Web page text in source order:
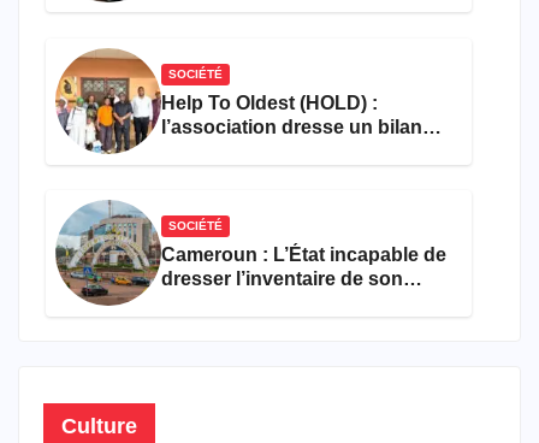
SOCIÉTÉ
Help To Oldest (HOLD) :
l’association dresse un bilan
SOCIÉTÉ
Cameroun : L’État incapable de
dresser l’inventaire de son
Culture